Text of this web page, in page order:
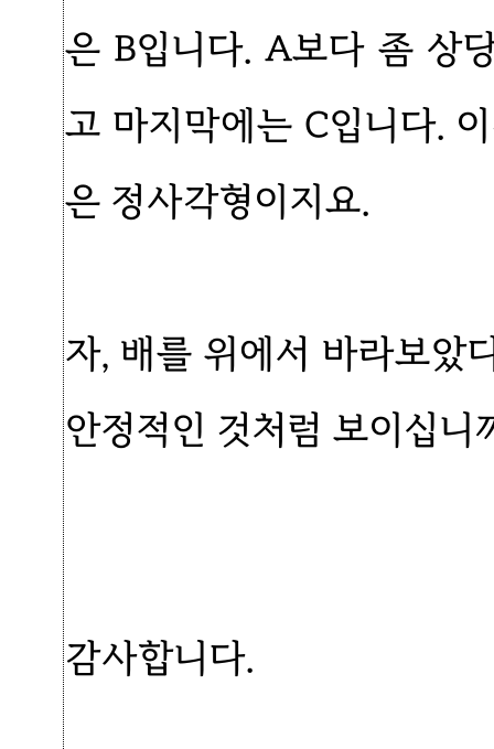
은 B입니다. A보다 좀 상
고 마지막에는 C입니다.
은 정사각형이지요.
자, 배를 위에서 바라보았
안정적인 것처럼 보이십니
감사합니다.